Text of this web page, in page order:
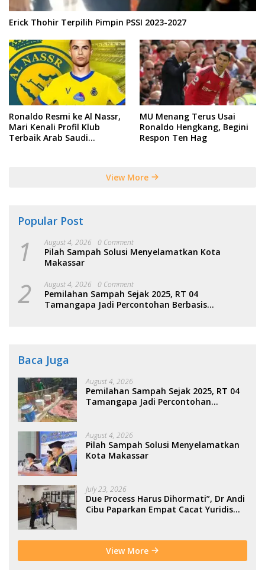
Erick Thohir Terpilih Pimpin PSSI 2023-2027
Ronaldo Resmi ke Al Nassr,
Mari Kenali Profil Klub
Terbaik Arab Saudi
MU Menang Terus Usai
Ronaldo Hengkang, Begini
Respon Ten Hag
View More
Popular Post
1 August 4, 2026 0 Comment
Pilah Sampah Solusi Menyelamatkan Kota
Makassar
2 August 4, 2026 0 Comment
Pemilahan Sampah Sejak 2025, RT 04
Tamangapa Jadi Percontohan Berbasis
Baca Juga
August 4, 2026
Pemilahan Sampah Sejak 2025, RT 04
Tamangapa Jadi Percontohan
August 4, 2026
Pilah Sampah Solusi Menyelamatkan
Kota Makassar
July 23, 2026
Due Process Harus Dihormati”, Dr Andi
Cibu Paparkan Empat Cacat Yuridis
View More